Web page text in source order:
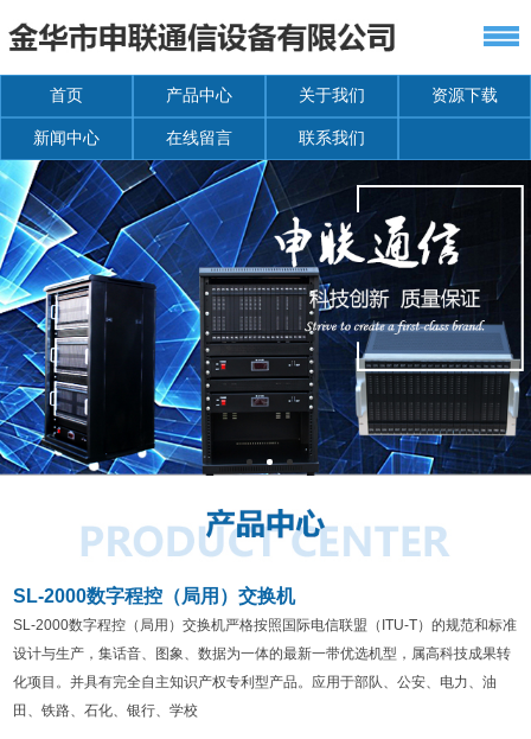
首页 产品中心 关于我们 资源下载
新闻中心 在线留言 联系我们
SL-2000数字程控（局用）交换机
SL-2000数字程控（局用）交换机严格按照国际电信联盟（ITU-T）的规范和标准
设计与生产，集话音、图象、数据为一体的最新一带优选机型，属高科技成果转
化项目。并具有完全自主知识产权专利型产品。应用于部队、公安、电力、油
田、铁路、石化、银行、学校